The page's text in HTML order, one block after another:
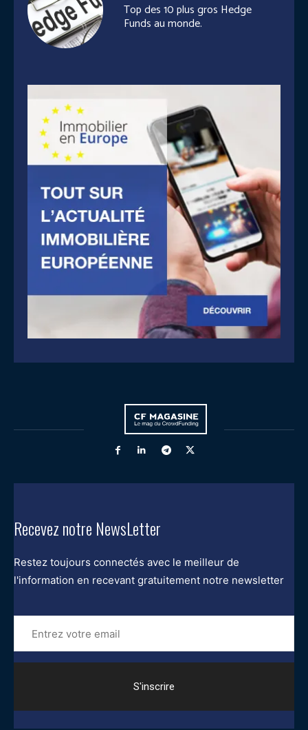
Top des 10 plus gros Hedge
Funds au monde.
Recevez notre NewsLetter
Restez toujours connectés avec le meilleur de
l'information en recevant gratuitement notre newsletter
Entrez
votre
email